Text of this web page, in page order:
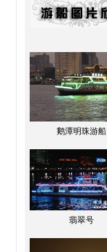
鹅潭明珠游船
翡翠号